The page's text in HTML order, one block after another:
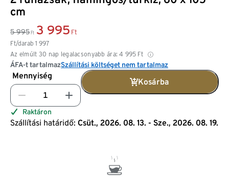
cm
5 995 Ft 3 995 Ft
Ft/darab 1 997
Az elmúlt 30 nap legalacsonyabb ára: 4 995 Ft
ÁFA-t tartalmazSzállítási költséget nem tartalmaz
Mennyiség
Kosárba
Raktáron
Szállítási határidő: Csüt., 2026. 08. 13. - Sze., 2026. 08. 19.